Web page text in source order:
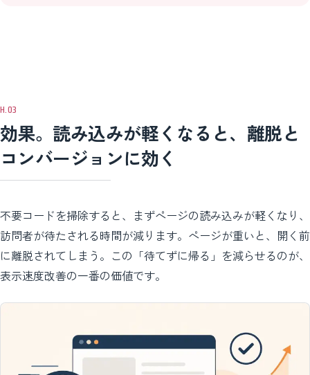
効果。読み込みが軽くなると、離脱と
コンバージョンに効く
不要コードを掃除すると、まずページの読み込みが軽くなり、
訪問者が待たされる時間が減ります。ページが重いと、開く前
に離脱されてしまう。この「待てずに帰る」を減らせるのが、
表示速度改善の一番の価値です。